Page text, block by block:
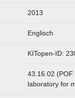
2013
Englisch
KITopen-ID:
43.16.02 (POF
laboratory for